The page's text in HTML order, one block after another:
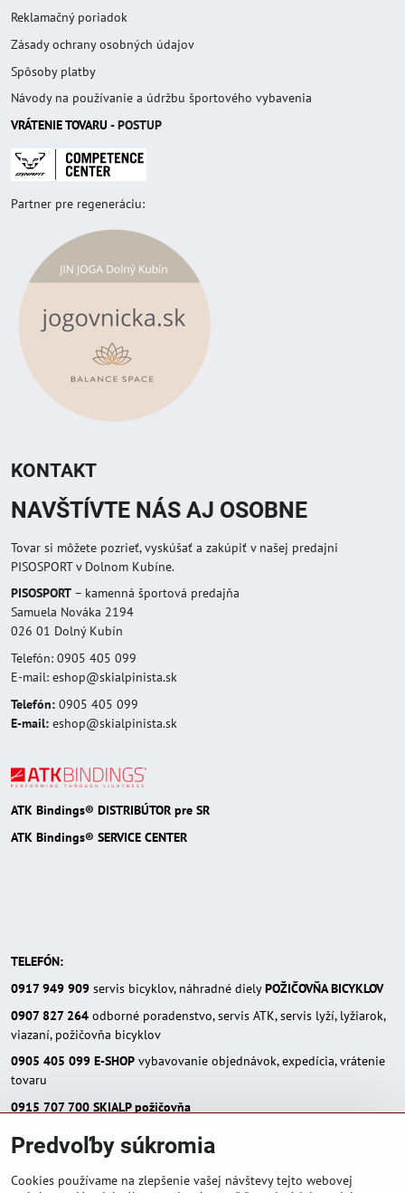
Reklamačný poriadok
Zásady ochrany osobných údajov
Spôsoby platby
Návody na používanie a údržbu športového vybavenia
VRÁTENIE TOVARU - POSTUP
Partner pre regeneráciu:
KONTAKT
NAVŠTÍVTE NÁS AJ OSOBNE
Tovar si môžete pozrieť, vyskúšať a zakúpiť v našej predajni
PISOSPORT v Dolnom Kubíne.
PISOSPORT – kamenná športová predajňa
Samuela Nováka 2194
026 01 Dolný Kubín
Telefón: 0905 405 099
E-mail: eshop@skialpinista.sk
Telefón: 0905 405 099
E-mail: eshop@skialpinista.sk
ATK Bindings® DISTRIBÚTOR pre SR
ATK Bindings® SERVICE CENTER
TELEFÓN:
0917 949 909 servis bicyklov, náhradné dielyPOŽIČOVŇA BICYKLOV
0907 827 264 odborné poradenstvo, servis ATK, servis lyží, lyžiarok,
viazaní, požičovňa bicyklov
0905 405 099 E-SHOP vybavovanie objednávok, expedícia, vrátenie
tovaru
0915 707 700 SKIALP požičovňa
E-MAIL:
eshop(zavináč)skialpinista.sk
pisosport(zavináč)pisosport.sk
Predvoľby súkromia
Cookies používame na zlepšenie vašej návštevy tejto webovej